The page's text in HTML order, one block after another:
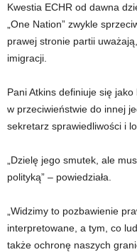
Kwestia ECHR od dawna
„One Nation” zwykle
prawej stronie partii
imigracji.
Pani Atkins definiuje się
w przeciwieństwie do innej
sekretarz sprawiedliwości i
„Dzielę jego smutek, ale
polityką” – powiedziała.
„Widzimy to pozbawienie
interpretowane, a tym, co
także ochronę naszych